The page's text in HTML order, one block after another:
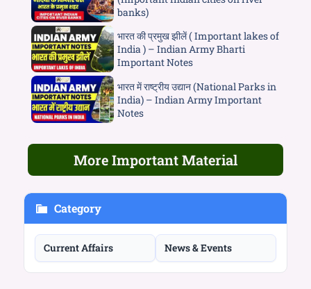
banks)
भारत की प्रमुख झीलें ( Important lakes of
India ) – Indian Army Bharti
Important Notes
भारत में राष्ट्रीय उद्यान (National Parks in
India) – Indian Army Important
Notes
More Important Material
Category
Current Affairs News & Events